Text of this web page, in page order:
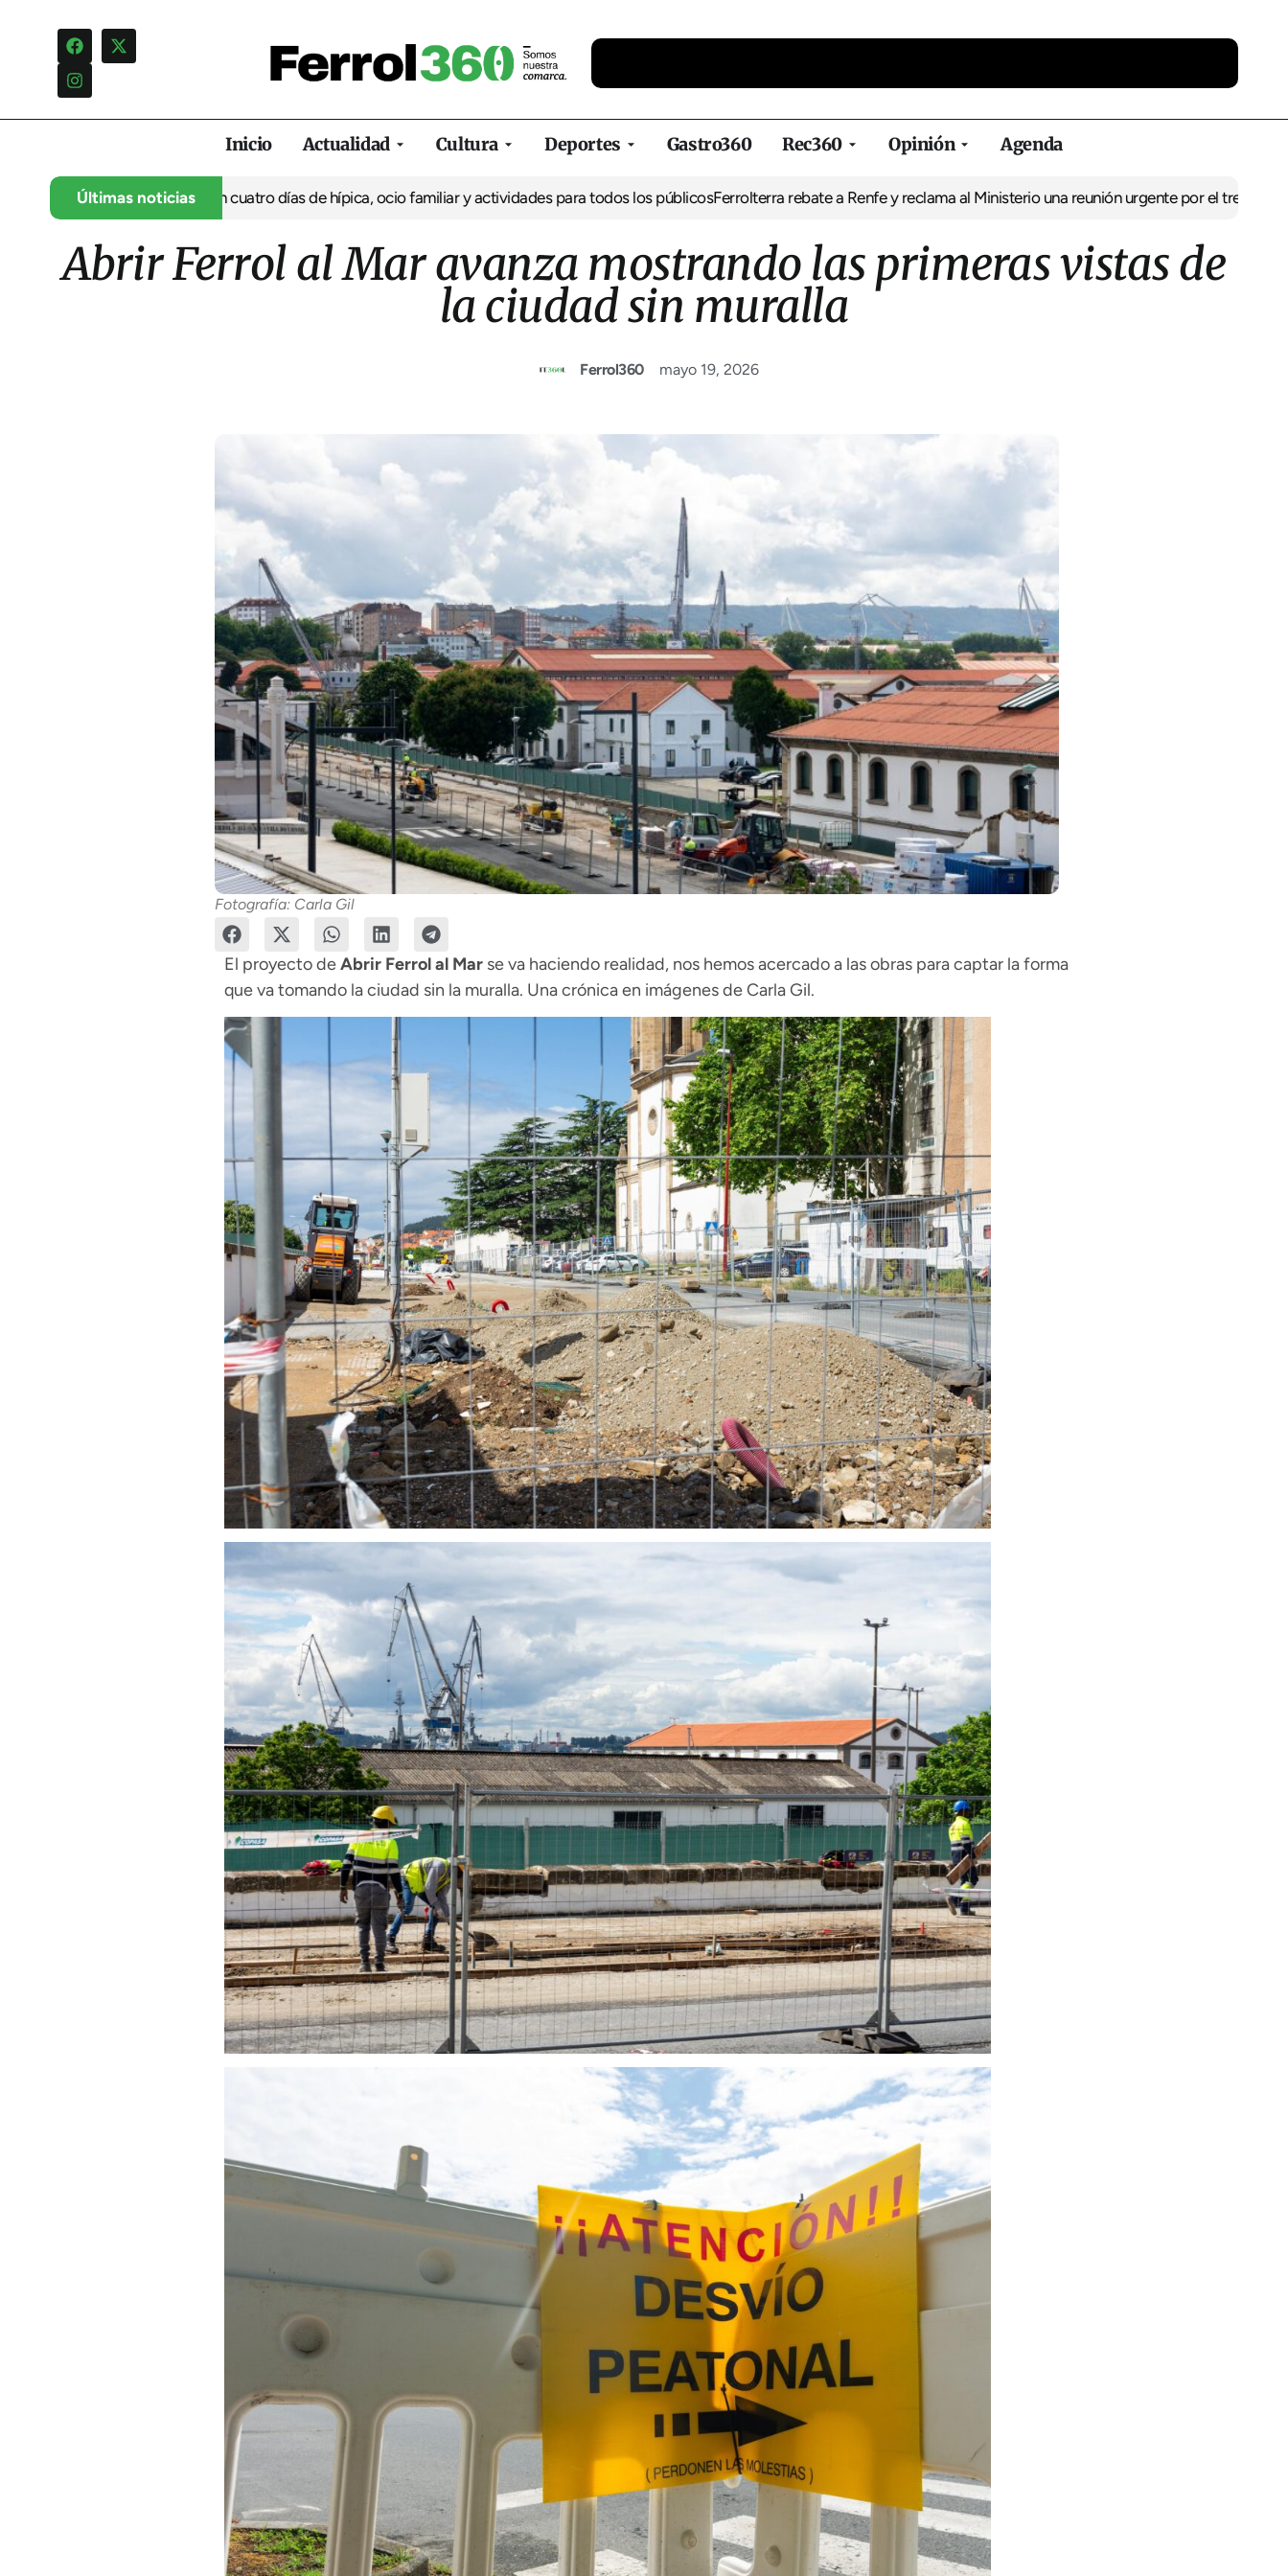
Inicio Actualidad Cultura Deportes Gastro360 Rec360 Opinión Agenda
Últimas noticias
35º aniversario con cuatro días de hípica, ocio familiar y actividades para todos los públicosFerrolterra rebate a Renfe y reclama al Ministerio una reunión urgente por el trenEl BNG exige la
Abrir Ferrol al Mar avanza mostrando las primeras vistas de
la ciudad sin muralla
Ferrol360 mayo 19, 2026
Fotografía: Carla Gil
El proyecto deAbrir Ferrol al Mar se va haciendo realidad, nos hemos acercado a las obras para captar la forma
que va tomando la ciudad sin la muralla. Una crónica en imágenes de Carla Gil.